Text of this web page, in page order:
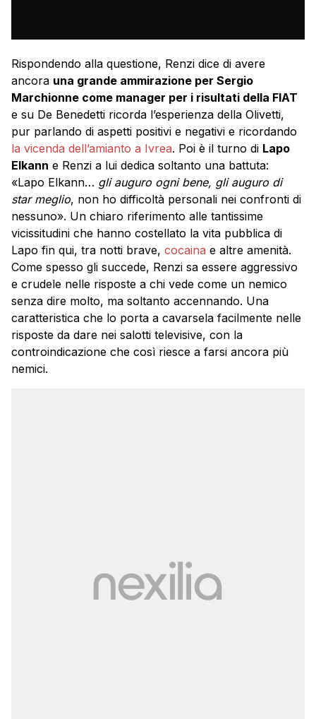
Rispondendo alla questione, Renzi dice di avere
ancora una grande ammirazione per Sergio
Marchionne come manager per i risultati della FIAT
e su De Benedetti ricorda l’esperienza della Olivetti,
pur parlando di aspetti positivi e negativi e ricordando
la vicenda dell’amianto a Ivrea. Poi è il turno di Lapo
Elkann e Renzi a lui dedica soltanto una battuta:
«Lapo Elkann… gli auguro ogni bene, gli auguro di
star meglio, non ho difficoltà personali nei confronti di
nessuno». Un chiaro riferimento alle tantissime
vicissitudini che hanno costellato la vita pubblica di
Lapo fin qui, tra notti brave, cocaina e altre amenità.
Come spesso gli succede, Renzi sa essere aggressivo
e crudele nelle risposte a chi vede come un nemico
senza dire molto, ma soltanto accennando. Una
caratteristica che lo porta a cavarsela facilmente nelle
risposte da dare nei salotti televisive, con la
controindicazione che così riesce a farsi ancora più
nemici.